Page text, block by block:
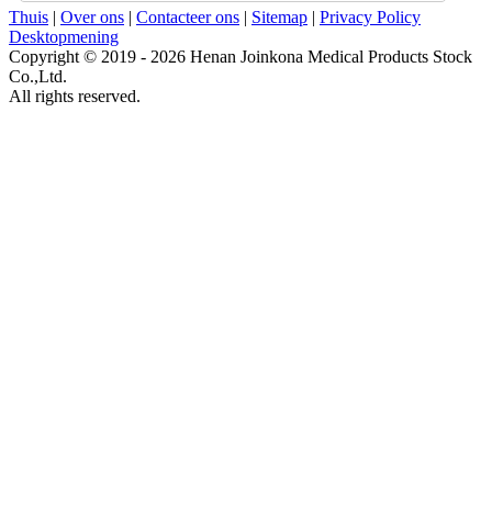
Thuis | Over ons | Contacteer ons | Sitemap | Privacy Policy
Desktopmening
Copyright © 2019 - 2026 Henan Joinkona Medical Products Stock
Co.,Ltd.
All rights reserved.